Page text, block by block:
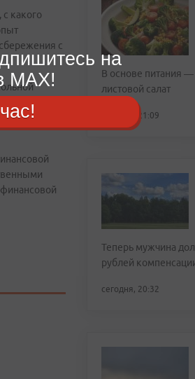
какого
с
–
днем, а
В основе питания
листовой салат
сегодня, 21:09
Теперь мужчина
рублей
сегодня, 20:32
на
MAX!